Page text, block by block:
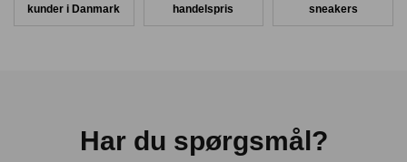
kunder i Danmark
handelspris
sneakers
Har du spørgsmål?